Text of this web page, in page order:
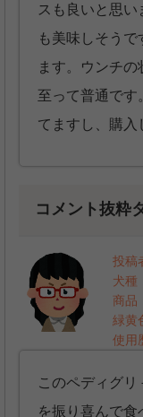
スも良いと思い
も美味しそう
ます。ウンチの
至って普通です
てますし、購入
コメント抜粋
投稿
犬種
商品
緑黄
使用
このペディグリ
を振り喜んで食